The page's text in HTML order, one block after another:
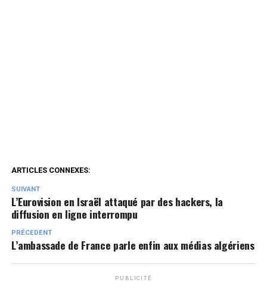
ARTICLES CONNEXES:
SUIVANT
L’Eurovision en Israël attaqué par des hackers, la
diffusion en ligne interrompu
PRÉCEDENT
L’ambassade de France parle enfin aux médias algériens
PUBLICITÉ